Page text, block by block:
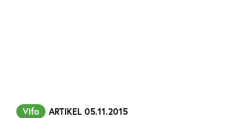
Vifo ARTIKEL 05.11.2015